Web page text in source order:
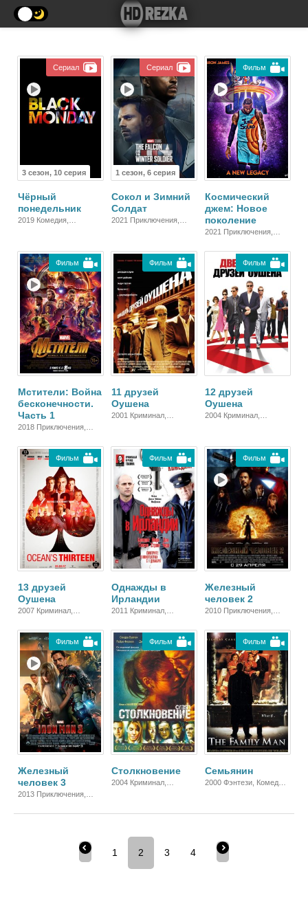
3 сезон, 10 серия
Сериал
Чёрный
понедельник
2019 Комедия,
1 сезон, 6 серия
Сериал
Сокол и Зимний
Солдат
2021 Приключения,
Фильм
Космический
джем: Новое
поколение
2021 Приключения,
Семейный,
Спортивный, Комедия
Фильм
Мстители: Война
бесконечности.
Часть 1
2018 Приключения,
Блокбастер, Боевик,
Зарубежный
Фильм
11 друзей
Оушена
2001 Криминал,
Фильм
12 друзей
Оушена
2004 Криминал,
Фильм
13 друзей
Оушена
2007 Криминал,
Фильм
Однажды в
Ирландии
2011 Криминал,
Зарубежный
Фильм
Железный
человек 2
2010 Приключения,
Зарубежный
Фильм
Железный
человек 3
2013 Приключения,
Зарубежный
Фильм
Столкновение
2004 Криминал,
Фильм
Семьянин
2000 Фэнтези, Комедия,
1 2 3 4